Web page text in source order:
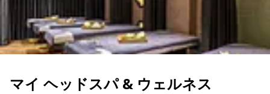
マイ ヘッドスパ & ウェルネス